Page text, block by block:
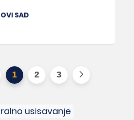
SAD
1 2 3
usisavanje